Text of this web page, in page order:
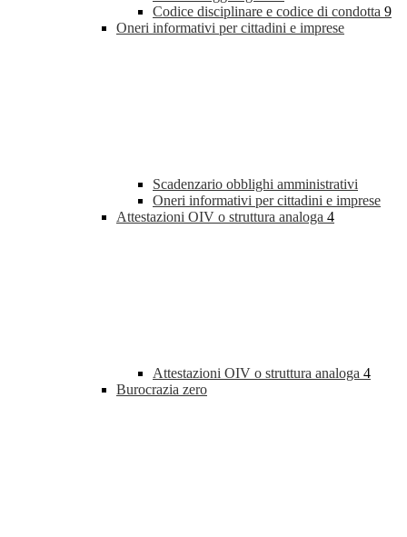
Codice disciplinare e codice di condotta 9
Oneri informativi per cittadini e imprese
Scadenzario obblighi amministrativi
Oneri informativi per cittadini e imprese
Attestazioni OIV o struttura analoga 4
Attestazioni OIV o struttura analoga 4
Burocrazia zero